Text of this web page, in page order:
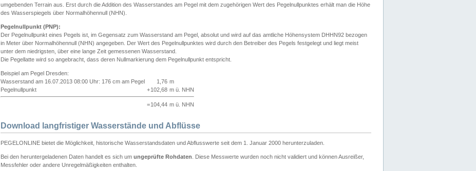
umgebenden Terrain aus. Erst durch die Addition des Wasserstandes am Pegel mit dem zugehörigen Wert des Pegelnullpunktes erhält man die Höhe
des Wasserspiegels über Normalhöhennull (NHN).
Pegelnullpunkt (PNP):
Der Pegelnullpunkt eines Pegels ist, im Gegensatz zum Wasserstand am Pegel, absolut und wird auf das amtliche Höhensystem DHHN92 bezogen
in Meter über Normalhöhennull (NHN) angegeben. Der Wert des Pegelnullpunktes wird durch den Betreiber des Pegels festgelegt und liegt meist
unter dem niedrigsten, über eine lange Zeit gemessenen Wasserstand.
Die Pegellatte wird so angebracht, dass deren Nullmarkierung dem Pegelnullpunkt entspricht.
Beispiel am Pegel Dresden:
Wasserstand am 16.07.2013 08:00 Uhr: 176 cm am Pegel
1,76 m
Pegelnullpunkt
+102,68 m ü. NHN
=104,44 m ü. NHN
Download langfristiger Wasserstände und Abflüsse
PEGELONLINE bietet die Möglichkeit, historische Wasserstandsdaten und Abflusswerte seit dem 1. Januar 2000 herunterzuladen.
Bei den heruntergeladenen Daten handelt es sich um ungeprüfte Rohdaten . Diese Messwerte wurden noch nicht validiert und können Ausreißer,
Messfehler oder andere Unregelmäßigkeiten enthalten.